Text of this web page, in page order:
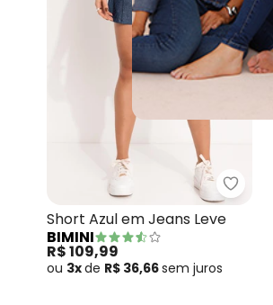
Short Azul em Jeans Leve
BIMINI
R$ 109,99
ou 3xde R$ 36,66sem juros